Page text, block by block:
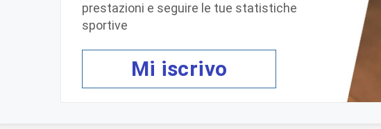
prestazioni e seguire le tue statistiche
sportive
Mi iscrivo